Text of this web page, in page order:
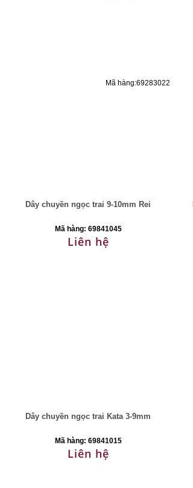
Mã hàng:69283022
Dây chuyền ngọc trai 9-10mm Rei
Mã hàng: 69841045
Liên hệ
Dây chuyền ngọc trai Kata 3-9mm
Mã hàng: 69841015
Liên hệ